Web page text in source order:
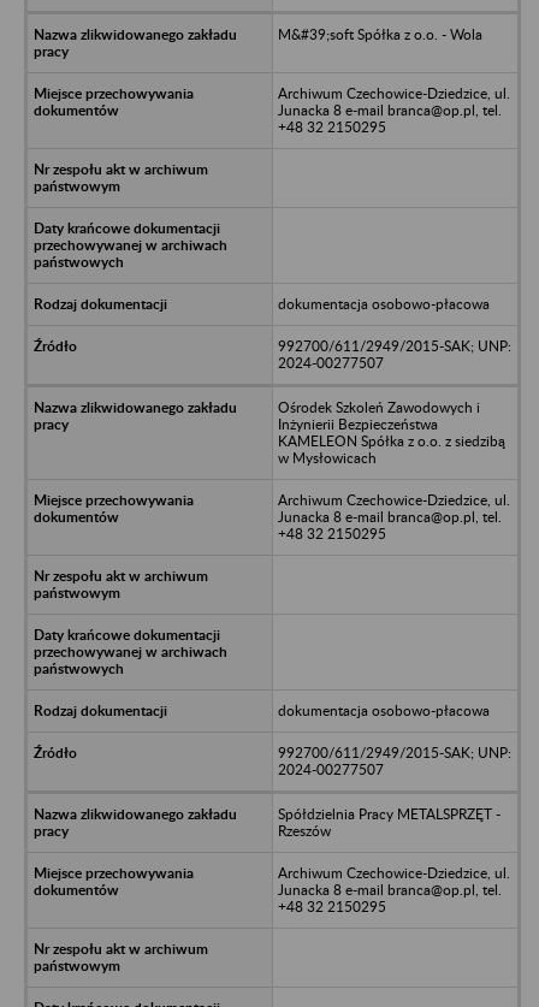
M&#39;soft Spółka z o.o. - Wola
Archiwum Czechowice-Dziedzice, ul.
Junacka 8 e-mail branca@op.pl, tel.
+48 32 2150295
dokumentacja osobowo-płacowa
992700/611/2949/2015-SAK; UNP:
2024-00277507
Ośrodek Szkoleń Zawodowych i
Inżynierii Bezpieczeństwa
KAMELEON Spółka z o.o. z siedzibą
w Mysłowicach
Archiwum Czechowice-Dziedzice, ul.
Junacka 8 e-mail branca@op.pl, tel.
+48 32 2150295
dokumentacja osobowo-płacowa
992700/611/2949/2015-SAK; UNP:
2024-00277507
Spółdzielnia Pracy METALSPRZĘT -
Rzeszów
Archiwum Czechowice-Dziedzice, ul.
Junacka 8 e-mail branca@op.pl, tel.
+48 32 2150295